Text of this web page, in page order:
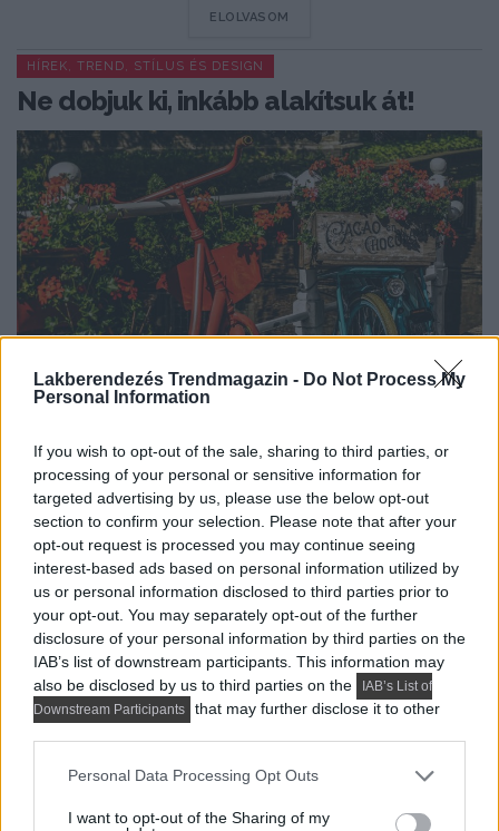
Lakberendezés Trendmagazin - Do Not Process My
Personal Information
If you wish to opt-out of the sale, sharing to third parties, or
processing of your personal or sensitive information for
targeted advertising by us, please use the below opt-out
section to confirm your selection. Please note that after your
opt-out request is processed you may continue seeing
interest-based ads based on personal information utilized by
us or personal information disclosed to third parties prior to
your opt-out. You may separately opt-out of the further
disclosure of your personal information by third parties on the
IAB’s list of downstream participants. This information may
also be disclosed by us to third parties on the
IAB’s List of
Downstream Participants
that may further disclose it to other
Please note that this website/app uses one or more Google
not limited to your visit or usage behaviour. You may click to
Personal Data Processing Opt Outs
I want to opt-out of the Sharing of my
ELOLVASOM
HÍREK, TREND, STÍLUS ÉS DESIGN
Ne dobjuk ki, inkább alakítsuk át!
Elképesztő ütemben válik egyre népszerűbbé a
fenntarthatóság és az újrahasznosítás. Ez igazán
örömteli, hiszen a régi...
ELOLVASOM DETAILS
PRAKTIKUS LAKBERENDEZÉSI ÖTLETEK, TIPPEK, TANÁCSOK
Új konyhabútor színek 2022-re –
trendek, ötletek